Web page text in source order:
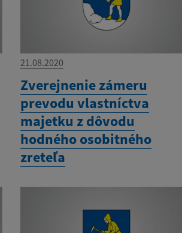
21.08.2020
Zverejnenie zámeru
prevodu vlastníctva
majetku z dôvodu
hodného osobitného
zreteľa